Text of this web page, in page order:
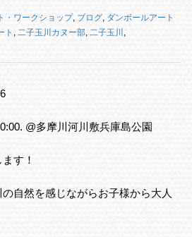
・ワークショップ, ブログ, ダンボールアート
ト , 二子玉川カヌー部, 二子玉川 ,
@多摩川河川敷兵庫島公園
す！
自然を感じながらお子様から大人